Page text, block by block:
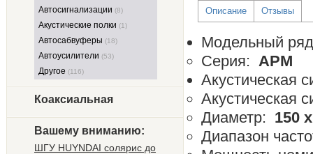
Автосигнализации (8)
Акустические полки (1)
Автосабвуферы (18)
Автоусилители (53)
Другое (116)
Коаксиальная
Вашему вниманию:
ШГУ HUYNDAI солярис до
Описание Отзывы
Модельный ряд
Серия: APM
Акустическая
Акустическая
Диаметр: 150
Диапазон